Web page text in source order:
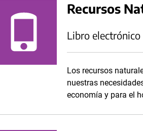
Recursos
Libro electrónico
Los recursos
nuestras
economía y para el